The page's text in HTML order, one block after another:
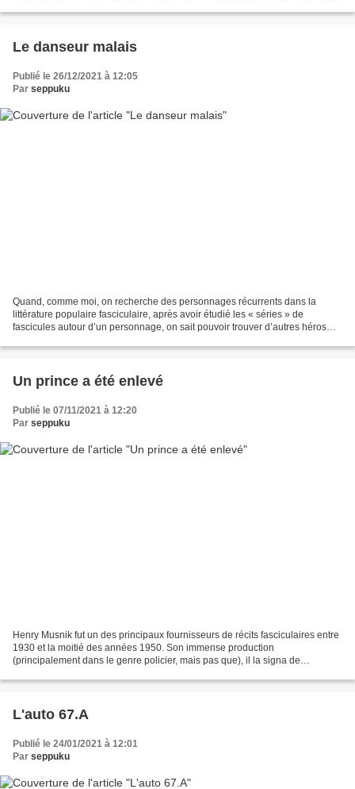
Le danseur malais
Publié le 26/12/2021 à 12:05
Par seppuku
Quand, comme moi, on recherche des personnages récurrents dans la
littérature populaire fasciculaire, après avoir étudié les « séries » de
fascicules autour d’un personnage, on sait pouvoir trouver d’autres héros
Un prince a été enlevé
Publié le 07/11/2021 à 12:20
Par seppuku
Henry Musnik fut un des principaux fournisseurs de récits fasciculaires entre
1930 et la moitié des années 1950. Son immense production
(principalement dans le genre policier, mais pas que), il la signa de
L'auto 67.A
Publié le 24/01/2021 à 12:01
Par seppuku